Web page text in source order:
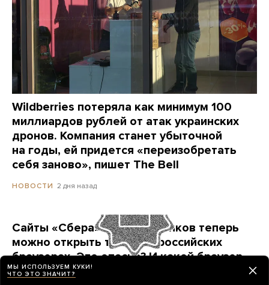
Wildberries потеряла как минимум 100
миллиардов рублей от атак украинских
дронов. Компания станет убыточной
на годы, ей придется «переизобретать
себя заново», пишет The Bell
НОВОСТИ 2 дня назад
Сайты «Сбера» и других банков теперь
можно открыть только в российских
браузерах. Это опасно? И какой браузер
выбрать?
МЫ ИСПОЛЬЗУЕМ КУКИ!
ЧТО ЭТО ЗНАЧИТ?